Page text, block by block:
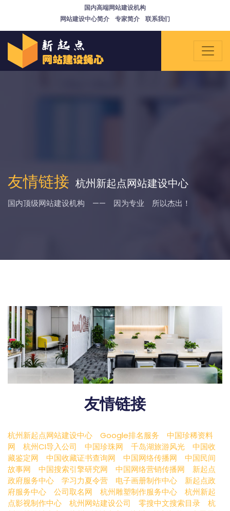
国内高端网站建设机构
网站建设中心简介
专家简介 联系我们
友情链接 杭州新起点网站建设中心
国内顶级网站建设机构 —— 因为专业 所以杰出！
友情链接
杭州新起点网站建设中心 Google排名服务
中国珍稀资料
网
杭州CI导入公司 中国珍珠网 千岛湖旅游风光
中国收
藏鉴定网
中国收藏证书查询网 中国网络传播网
中国民间
故事网
中国搜索引擎研究网 中国网络营销传播网
新起点
政府服务中心
学习力夏令营 电子画册制作中心
新起点政
府服务中心
公司取名网 杭州雕塑制作服务中心
杭州新起
点影视制作中心
杭州网站建设公司 零搜中文搜索目录
杭